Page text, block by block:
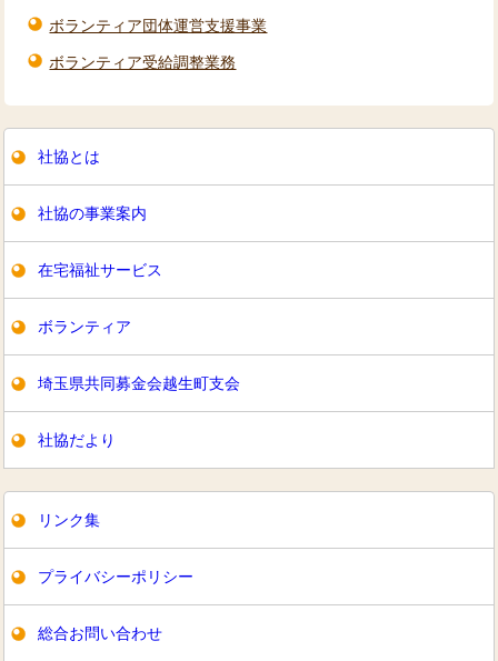
ボランティア団体運営支援事業
ボランティア受給調整業務
社協とは
社協の事業案内
在宅福祉サービス
ボランティア
埼玉県共同募金会越生町支会
社協だより
リンク集
プライバシーポリシー
総合お問い合わせ